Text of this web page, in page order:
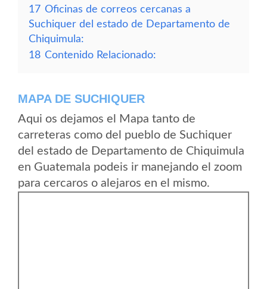
17 Oficinas de correos cercanas a
Suchiquer del estado de Departamento de
Chiquimula:
18 Contenido Relacionado:
MAPA DE SUCHIQUER
Aqui os dejamos el Mapa tanto de
carreteras como del pueblo de Suchiquer
del estado de Departamento de Chiquimula
en Guatemala podeis ir manejando el zoom
para cercaros o alejaros en el mismo.